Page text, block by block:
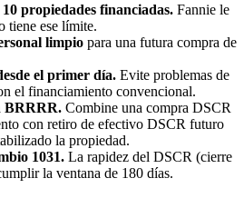
propiedades financiadas. Fannie le
tiene ese límite.
limpio para una futura compra de
el primer día. Evite problemas de
el financiamiento convencional.
BRRRR. Combine una compra DSCR
con retiro de efectivo DSCR futuro
la propiedad.
1031. La rapidez del DSCR (cierre
la ventana de 180 días.